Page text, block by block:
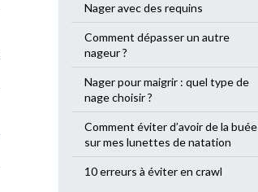
Nager avec des requins
Comment dépasser un autre
nageur ?
Nager pour maigrir : quel type de
nage choisir ?
Comment éviter d’avoir de la buée
sur mes lunettes de natation
10 erreurs à éviter en crawl